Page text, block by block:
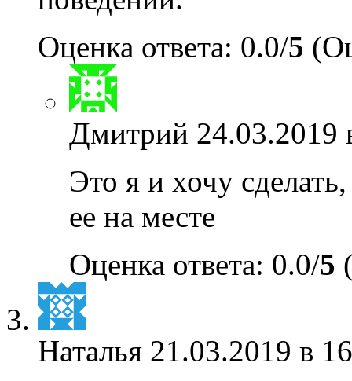
Оценка ответа: 0.0/5
Дмитрий 24.03.2019
Это я и хочу
ее на месте
Оценка ответа: 0.0/5
Наталья 21.03.2019 в